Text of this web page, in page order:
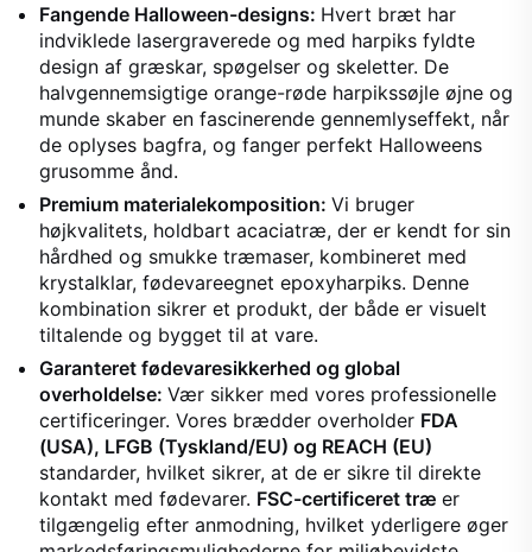
Fangende Halloween-designs: Hvert bræt har
indviklede lasergraverede og med harpiks fyldte
design af græskar, spøgelser og skeletter. De
halvgennemsigtige orange-røde harpikssøjle øjne og
munde skaber en fascinerende gennemlyseffekt, når
de oplyses bagfra, og fanger perfekt Halloweens
grusomme ånd.
Premium materialekomposition: Vi bruger
højkvalitets, holdbart acaciatræ, der er kendt for sin
hårdhed og smukke træmaser, kombineret med
krystalklar, fødevareegnet epoxyharpiks. Denne
kombination sikrer et produkt, der både er visuelt
tiltalende og bygget til at vare.
Garanteret fødevaresikkerhed og global
overholdelse: Vær sikker med vores professionelle
certificeringer. Vores brædder overholder FDA
(USA), LFGB (Tyskland/EU) og REACH (EU)
standarder, hvilket sikrer, at de er sikre til direkte
kontakt med fødevarer. FSC-certificeret træ er
tilgængelig efter anmodning, hvilket yderligere øger